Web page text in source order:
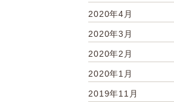
2020年4月
2020年3月
2020年2月
2020年1月
2019年11月